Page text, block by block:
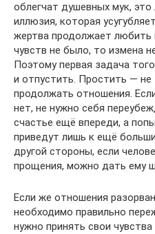
облегчат душевных мук,
иллюзия, которая
жертва продолжает любить
чувств не было, то измена
Поэтому первая задача
и отпустить. Простить — не
продолжать отношения.
нет, не нужно себя
счастье ещё впереди, а
приведут лишь к ещё
другой стороны, если
прощения, можно дать ему
Если же отношения
необходимо правильно
нужно принять свои